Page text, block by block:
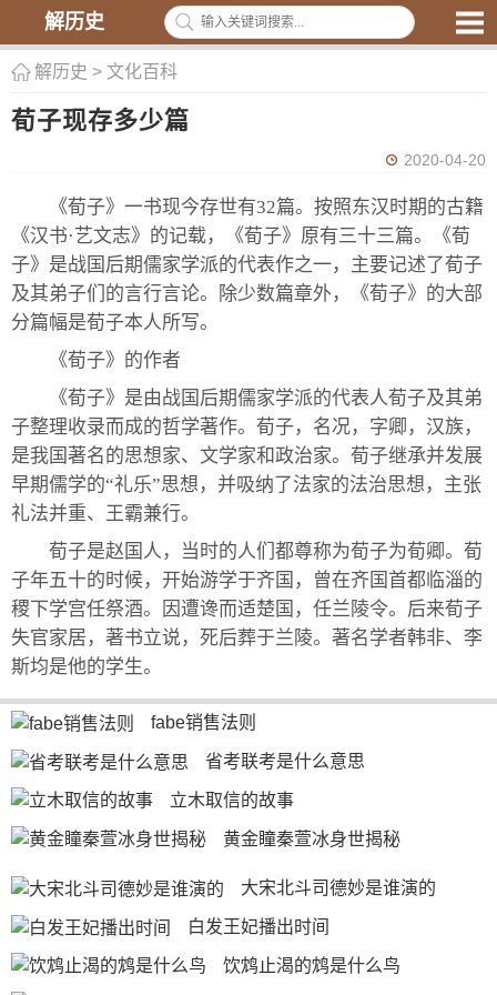
解历史
解历史 > 文化百科
荀子现存多少篇
2020-04-20
《荀子》一书现今存世有32篇。按照东汉时期的古籍
《汉书·艺文志》的记载，《荀子》原有三十三篇。《荀
子》是战国后期儒家学派的代表作之一，主要记述了荀子
及其弟子们的言行言论。除少数篇章外，《荀子》的大部
分篇幅是荀子本人所写。
《荀子》的作者
《荀子》是由战国后期儒家学派的代表人荀子及其弟
子整理收录而成的哲学著作。荀子，名况，字卿，汉族，
是我国著名的思想家、文学家和政治家。荀子继承并发展
早期儒学的“礼乐”思想，并吸纳了法家的法治思想，主张
礼法并重、王霸兼行。
荀子是赵国人，当时的人们都尊称为荀子为荀卿。荀
子年五十的时候，开始游学于齐国，曾在齐国首都临淄的
稷下学宫任祭酒。因遭谗而适楚国，任兰陵令。后来荀子
失官家居，著书立说，死后葬于兰陵。著名学者韩非、李
斯均是他的学生。
fabe销售法则
省考联考是什么意思
立木取信的故事
黄金瞳秦萱冰身世揭秘
大宋北斗司德妙是谁演的
白发王妃播出时间
饮鸩止渴的鸩是什么鸟